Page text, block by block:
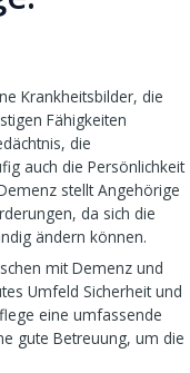
Krankheitsbilder, die
Fähigkeiten
die
auch die Persönlichkeit
stellt Angehörige
da sich die
ändern können.
mit Demenz und
Umfeld Sicherheit und
eine umfassende
gute Betreuung, um die